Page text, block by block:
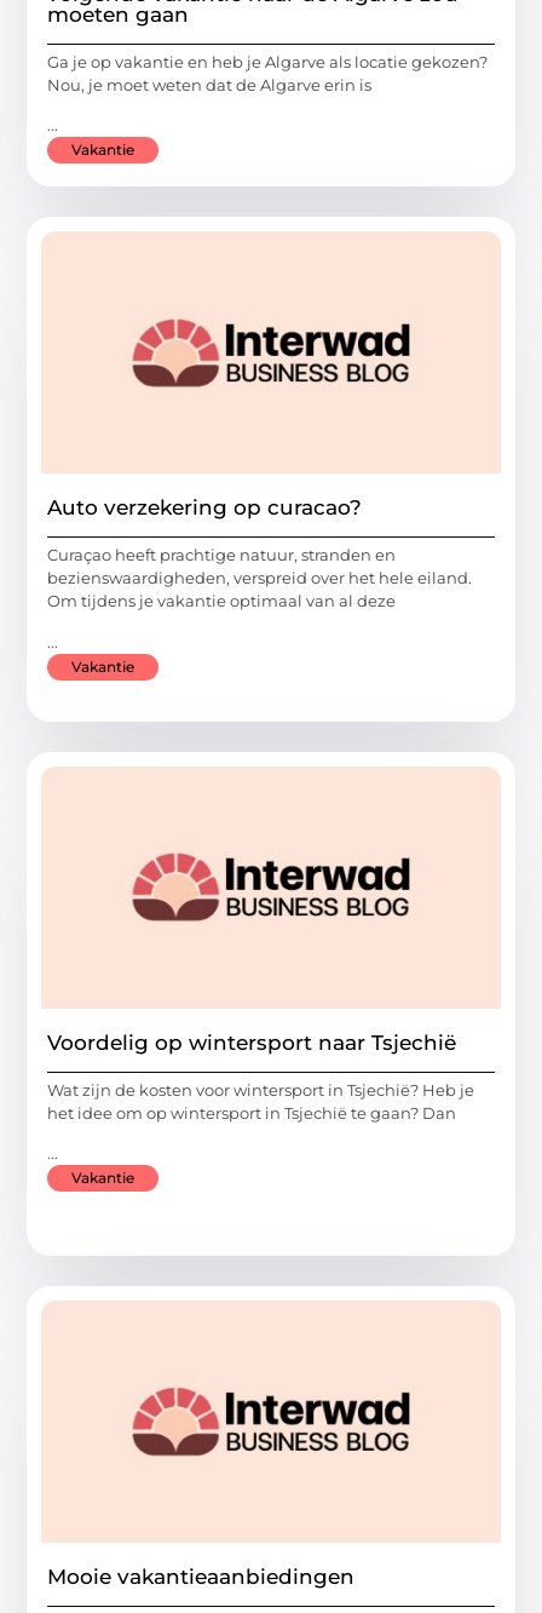
moeten gaan
Ga je op vakantie en heb je Algarve als locatie gekozen?
Nou, je moet weten dat de Algarve erin is
...
Vakantie
Auto verzekering op curacao?
Curaçao heeft prachtige natuur, stranden en
bezienswaardigheden, verspreid over het hele eiland.
Om tijdens je vakantie optimaal van al deze
...
Vakantie
Voordelig op wintersport naar Tsjechië
Wat zijn de kosten voor wintersport in Tsjechië? Heb je
het idee om op wintersport in Tsjechië te gaan? Dan
...
Vakantie
Mooie vakantieaanbiedingen